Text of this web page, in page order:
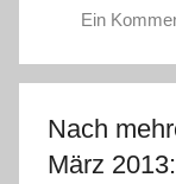
Ein
Nach
März